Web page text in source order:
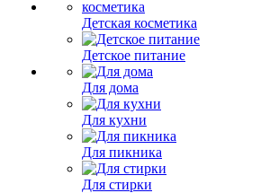
Детская косметика
Детское питание
Для дома
Для кухни
Для пикника
Для стирки